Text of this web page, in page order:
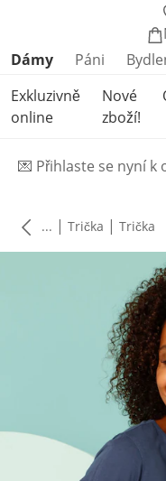
Přeskočit kategorie
Dámy Páni
Exkluzivně
online
Nové
zboží!
💌 Přihlaste se nyní k
... | Trička | Trička